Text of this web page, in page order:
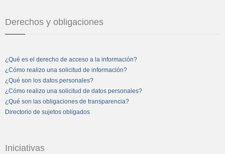
Derechos y obligaciones
¿Qué es el derecho de acceso a la información?
¿Cómo realizo una solicitud de información?
¿Qué son los datos personales?
¿Cómo realizo una solicitud de datos personales?
¿Qué son las obligaciones de transparencia?
Directorio de sujetos obligados
Iniciativas